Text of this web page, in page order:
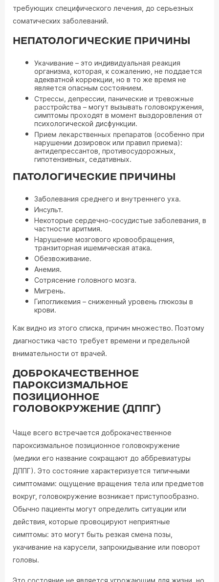
требующих специфического лечения, до серьезных
соматических заболеваний.
НЕПАТОЛОГИЧЕСКИЕ ПРИЧИНЫ
Укачивание – это индивидуальная реакция
организма, которая, к сожалению, не поддается
адекватной коррекции, но в то же время не
является опасным состоянием.
Стрессы, депрессии, панические и тревожные
расстройства – могут вызывать головокружения,
симптомы проходят в момент выздоровления от
психологической дисфункции.
Прием лекарственных препаратов (особенно при
нарушении дозировок или правил приема):
антидепрессантов, противосудорожных,
гипотензивных, седативных.
ПАТОЛОГИЧЕСКИЕ ПРИЧИНЫ
Заболевания среднего и внутреннего уха.
Инсульт.
Некоторые сердечно-сосудистые заболевания, в
частности аритмия.
Нарушение мозгового кровообращения,
транзиторная ишемическая атака.
Обезвоживание.
Анемия.
Сотрясение головного мозга.
Мигрень.
Гипогликемия – сниженный уровень глюкозы в
крови.
Как видно из этого списка, причин множество. Поэтому
диагностика часто требует времени и предельной
внимательности от врачей.
ДОБРОКАЧЕСТВЕННОЕ
ПАРОКСИЗМАЛЬНОЕ
ПОЗИЦИОННОЕ
ГОЛОВОКРУЖЕНИЕ (ДППГ)
Чаще всего встречается доброкачественное
пароксизмальное позиционное головокружение
(медики его название сокращают до аббревиатуры
ДППГ). Это состояние характеризуется типичными
симптомами: ощущение вращения тела или предметов
вокруг, головокружение возникает приступообразно.
Обычно пациенты могут определить ситуации или
действия, которые провоцируют неприятные
симптомы: это могут быть резкая смена позы,
укачивание на карусели, запрокидывание или поворот
головы.
Это состояние не является угрожающим для жизни, но